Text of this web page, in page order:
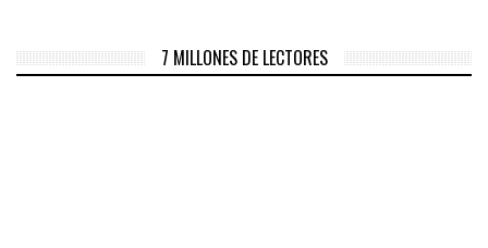
7 MILLONES DE LECTORES